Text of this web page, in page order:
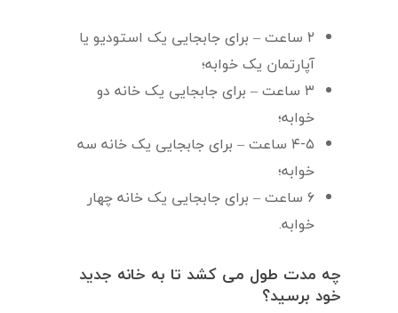
۲ ساعت – برای جابجایی یک استودیو یا
آپارتمان یک خوابه؛
۳ ساعت – برای جابجایی یک خانه دو
خوابه؛
۴-۵ ساعت – برای جابجایی یک خانه سه
خوابه؛
۶ ساعت – برای جابجایی یک خانه چهار
خوابه.
چه مدت طول می کشد تا به خانه جدید
خود برسید؟